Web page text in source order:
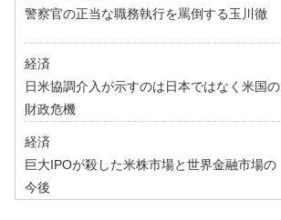
警察官の正当な職務執行を罵倒する玉川徹
経済
日米協調介入が示すのは日本ではなく米国の
財政危機
経済
巨大IPOが殺した米株市場と世界金融市場の
今後